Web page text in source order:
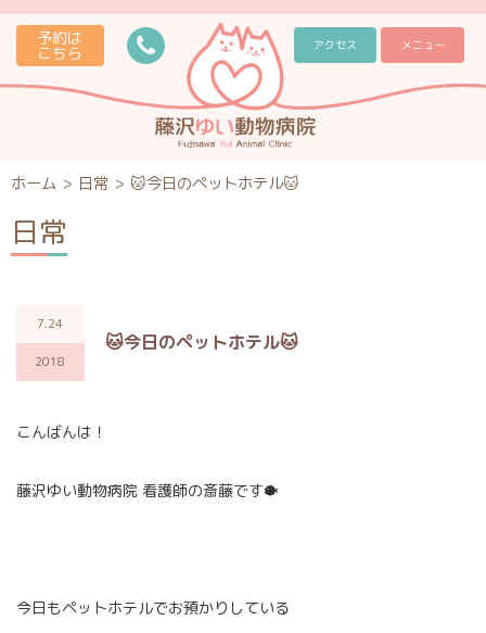
予約は
こちら アクセス メニュー
ホーム > 日常 > 🐱今日のペットホテル🐱
日常
7.24
2018
🐱今日のペットホテル🐱
こんばんは！
藤沢ゆい動物病院 看護師の斎藤です🐡
今日もペットホテルでお預かりしている